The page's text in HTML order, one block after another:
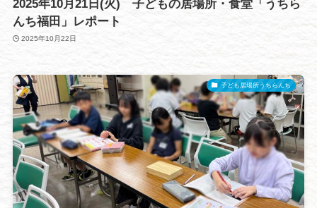
2025年10月21日(火) 子どもの居場所・食堂「うちら
んち福田」レポート
2025年10月22日
子ども居場所うちらんち